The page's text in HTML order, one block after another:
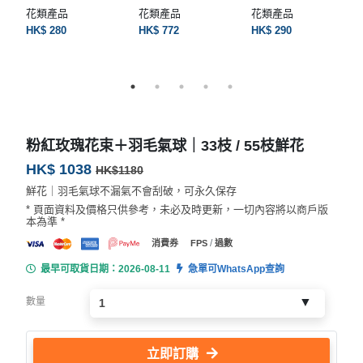
花類產品
HK$ 280
花類產品
HK$ 772
花類產品
HK$ 290
粉紅玫瑰花束＋羽毛氣球｜33枝 / 55枝鮮花
HK$ 1038 HK$1180
鮮花｜羽毛氣球不漏氣不會刮破，可永久保存
* 頁面資料及價格只供參考，未必及時更新，一切內容將以商戶版
本為準 *
消費券 FPS / 過數
最早可取貨日期：2026-08-11 急單可WhatsApp查詢
數量
立即訂購